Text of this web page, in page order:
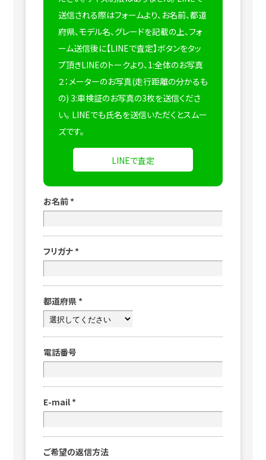
送信される際はフォームより、お名前、都道
府県、モデル名、グレードを記載の上、フォ
ーム送信後に【LINEで査定】ボタンをタッ
プ頂きLINEのトークより、1:全体のお写真
２：メーターのお写真(走行距離の分かるも
の) 3:車検証のお写真の3枚を送信くださ
い。 LINEでも氏名を送信いただくとスムー
ズです。
LINEで査定
お名前 *
フリガナ *
都道府県 *
電話番号
E-mail *
ご希望の返信方法